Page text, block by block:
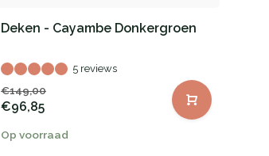
Deken - Cayambe Donkergroen
5 reviews
€149,00
€96,85
Op voorraad